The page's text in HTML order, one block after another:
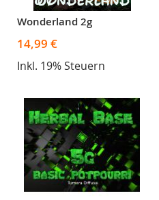
Wonderland 2g
14,99 €
Inkl. 19% Steuern